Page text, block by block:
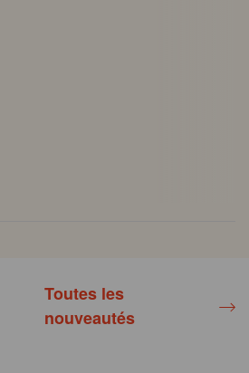
Toutes les
nouveautés